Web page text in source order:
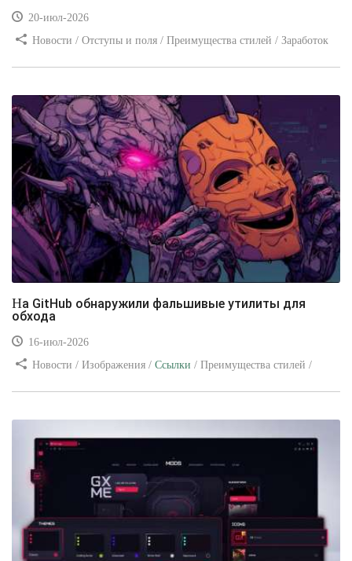
20-июл-2026
Новости / Отступы и поля / Преимущества стилей / Заработок
На GitHub обнаружили фальшивые утилиты для
обхода
16-июл-2026
Новости / Изображения / Ссылки / Преимущества стилей /